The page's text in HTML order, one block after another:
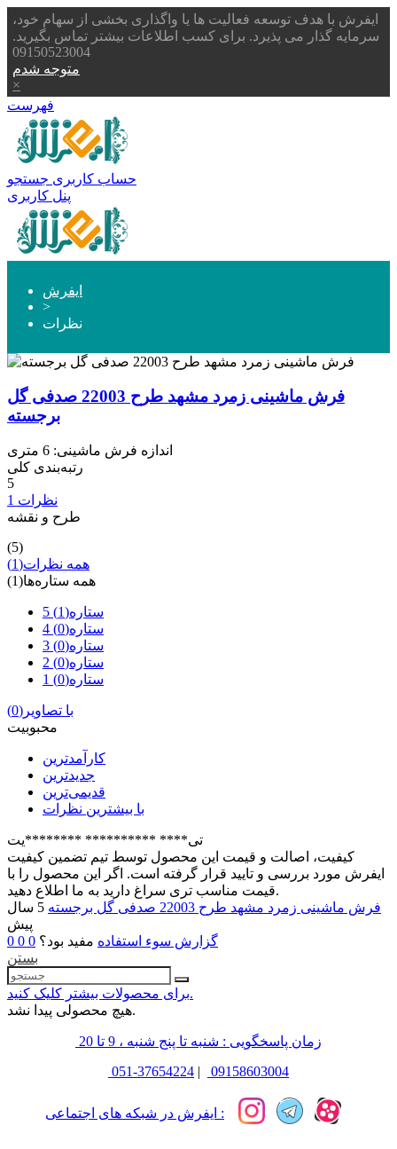
ایفرش با هدف توسعه فعالیت ها یا واگذاری بخشی از سهام خود،
سرمایه گذار می پذیرد. برای کسب اطلاعات بیشتر تماس بگیرید.
09150523004
متوجه شدم
×
فهرست
حساب کاربری جستجو
پنل کاربری
ایفرش
>
نظرات
فرش ماشینی زمرد مشهد طرح 22003 صدفی گل
برجسته
اندازه فرش ماشینی: 6 متری
رتبه‌بندی کلی
5
1 نظرات
طرح و نقشه
(5)
همه نظرات(1)
همه ستاره‌ها(1)
5 ستاره(1)
4 ستاره(0)
3 ستاره(0)
2 ستاره(0)
1 ستاره(0)
با تصاویر (0)
محبوبیت
کارآمدترین
جدیدترین
قدیمی‌ترین
با بیشترین نظرات
تی**** ********** ********یت
کیفیت، اصالت و قیمت این محصول توسط تیم تضمین کیفیت
ایفرش مورد بررسی و تایید قرار گرفته است. اگر این محصول را با
قیمت مناسب تری سراغ دارید به ما اطلاع دهید.
فرش ماشینی زمرد مشهد طرح 22003 صدفی گل برجسته
5 سال
پیش
گزارش سوء استفاده مفید بود؟ 0
0
0
بستن
برای محصولات بیشتر کلیک کنید.
هیچ محصولی پیدا نشد.
زمان پاسخگویی : شنبه تا پنج شنبه ، 9 تا 20
051-37654224 | 09158603004
ایفرش در شبکه های اجتماعی :